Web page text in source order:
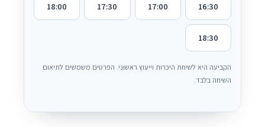
16:30
17:00
17:30
18:00
18:30
הקביעה היא לשיחת היכרות וייעוץ ראשוני. הפרטים משמשים לתיאום
השיחה בלבד.